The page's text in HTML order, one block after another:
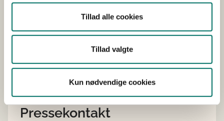
Tillad alle cookies
Tillad valgte
Kun nødvendige cookies
dyrevelfærdskontrol i 1.961 besætninger og
dyrehold i forbindelse med den
stikprøvebaserede basiskontrol. Til
1.796 besætninger og dyrehold i 2022.
Pressekontakt